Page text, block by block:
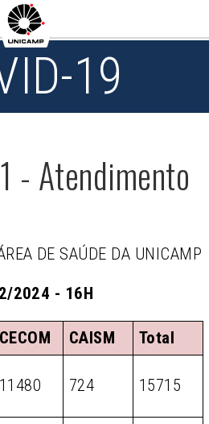
19
- Atendimento
DE SAÚDE DA UNICAMP
2024 - 16H
CECOM CAISM
Total
11480 724 15715